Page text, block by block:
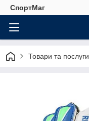
СпортМаг
Товари та послуги